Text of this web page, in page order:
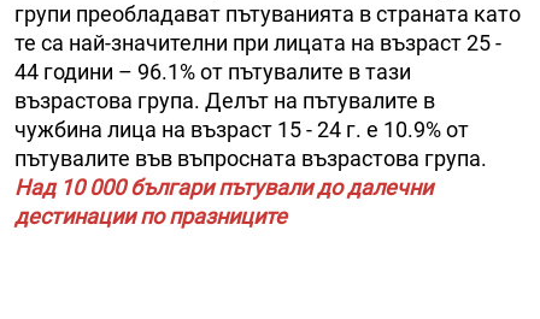
групи преобладават пътуванията в страната като
те са най-значителни при лицата на възраст 25 -
44 години – 96.1% от пътувалите в тази
възрастова група. Делът на пътувалите в
чужбина лица на възраст 15 - 24 г. е 10.9% от
пътувалите във въпросната възрастова група.
Над 10 000 българи пътували до далечни
дестинации по празниците